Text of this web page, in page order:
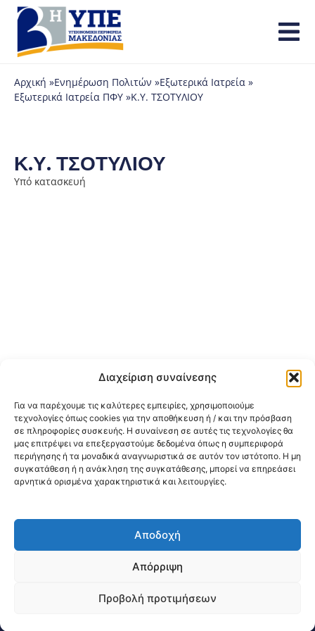
Διαχείριση συναίνεσης
Για να παρέχουμε τις καλύτερες εμπειρίες, χρησιμοποιούμε
τεχνολογίες όπως cookies για την αποθήκευση ή / και την πρόσβαση
σε πληροφορίες συσκευής. Η συναίνεση σε αυτές τις τεχνολογίες θα
μας επιτρέψει να επεξεργαστούμε δεδομένα όπως η συμπεριφορά
περιήγησης ή τα μοναδικά αναγνωριστικά σε αυτόν τον ιστότοπο. Η μη
συγκατάθεση ή η ανάκληση της συγκατάθεσης, μπορεί να επηρεάσει
αρνητικά ορισμένα χαρακτηριστικά και λειτουργίες.
Αποδοχή
Απόρριψη
Προβολή προτιμήσεων
Αρχική »Ενημέρωση Πολιτών »Εξωτερικά Ιατρεία »
Εξωτερικά Ιατρεία ΠΦΥ »Κ.Υ. ΤΣΟΤΥΛΙΟΥ
Κ.Υ. ΤΣΟΤΥΛΙΟΥ
Υπό κατασκευή
@2026 3ype.gr All rights reserved
Θεσσαλονίκη, ΕλλάδαΤηλ: +30 2311 226 200
00052 Website Visits: 1597120